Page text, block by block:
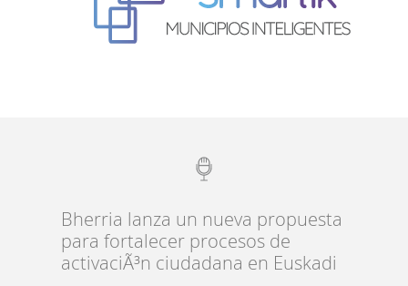
Bherria lanza un nueva propuesta
para fortalecer procesos de
activaciÃ³n ciudadana en Euskadi